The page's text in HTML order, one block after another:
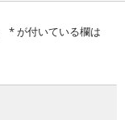
*が付いている欄は